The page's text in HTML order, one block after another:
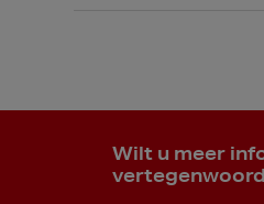
Wilt u meer